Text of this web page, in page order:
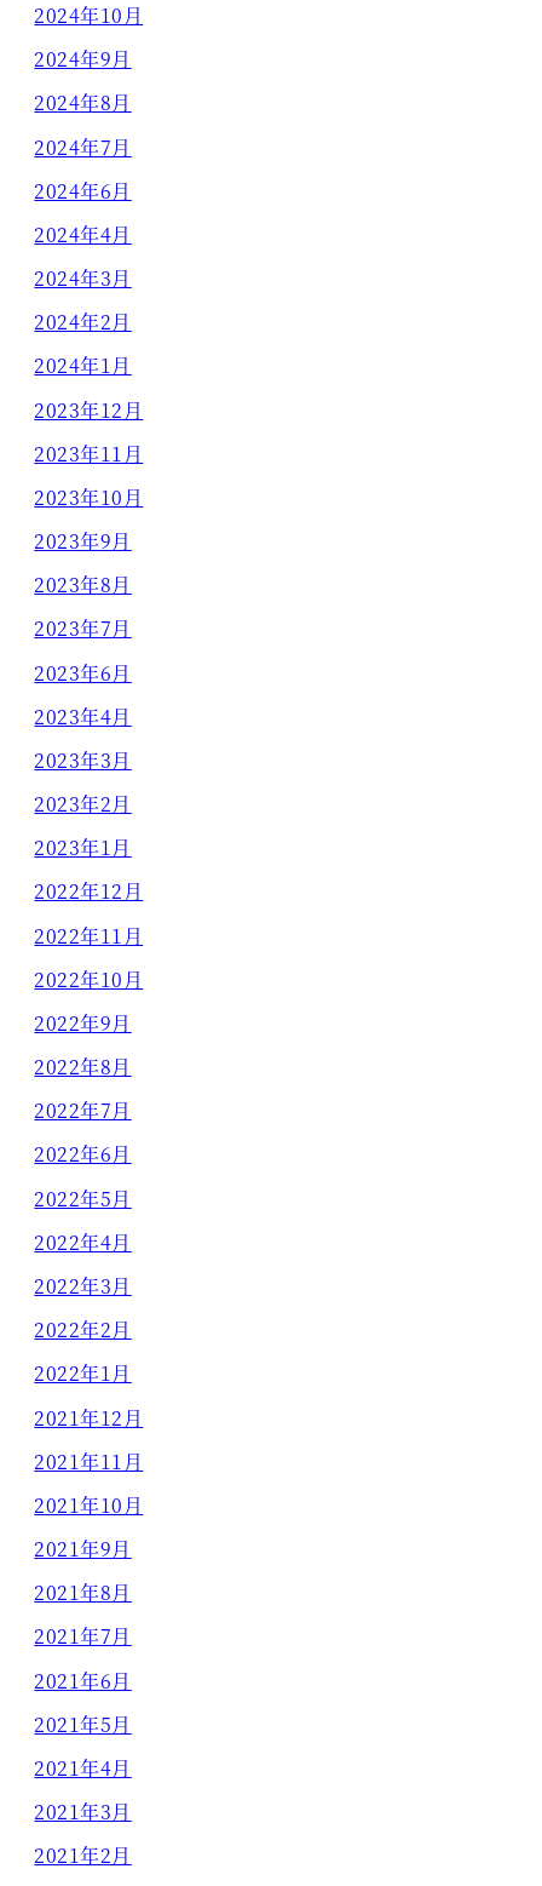
2024年10月
2024年9月
2024年8月
2024年7月
2024年6月
2024年4月
2024年3月
2024年2月
2024年1月
2023年12月
2023年11月
2023年10月
2023年9月
2023年8月
2023年7月
2023年6月
2023年4月
2023年3月
2023年2月
2023年1月
2022年12月
2022年11月
2022年10月
2022年9月
2022年8月
2022年7月
2022年6月
2022年5月
2022年4月
2022年3月
2022年2月
2022年1月
2021年12月
2021年11月
2021年10月
2021年9月
2021年8月
2021年7月
2021年6月
2021年5月
2021年4月
2021年3月
2021年2月